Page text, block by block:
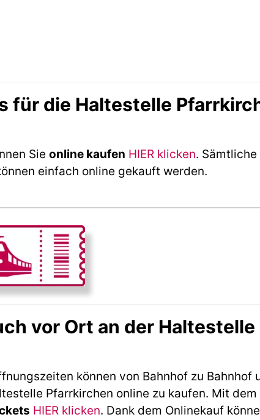
für die Haltestelle
Sie online kaufen HIER klicken.
einfach online gekauft werden.
vor Ort an der
können von Bahnhof zu Bahnhof
Pfarrkirchen online zu kaufen. Mit
HIER klicken. Dank dem Onlinekauf